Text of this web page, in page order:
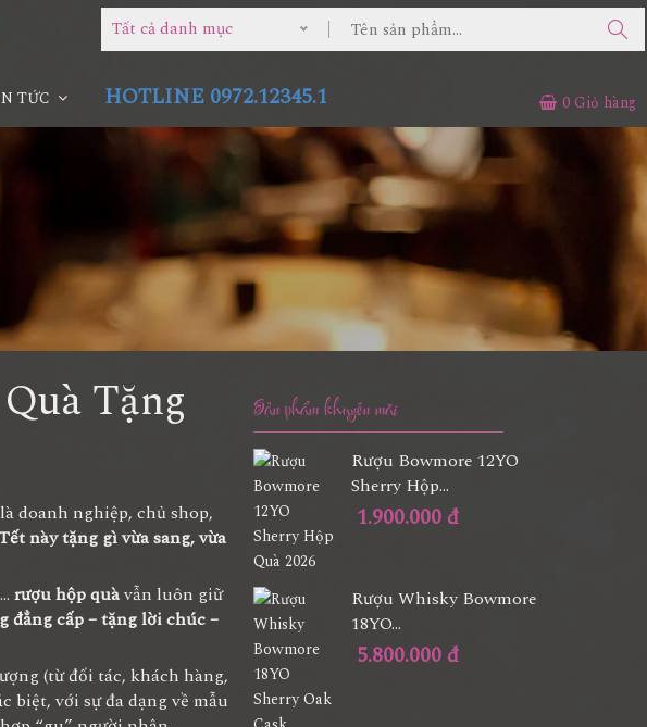
Tất cả danh mục
TỨC HOTLINE 0972.12345.1 0 Giỏ hàng
Tặng
doanh nghiệp, chủ shop,
này tặng gì vừa sang, vừa
rượu hộp quàvẫn luôn giữ
đẳng cấp – tặng lời chúc –
(từ đối tác, khách hàng,
biệt, với sự đa dạng về mẫu
Sản phẩm khuyến mãi
Rượu Bowmore 12YO
Sherry Hộp...
1.900.000 đ
Rượu Whisky Bowmore
18YO...
5.800.000 đ